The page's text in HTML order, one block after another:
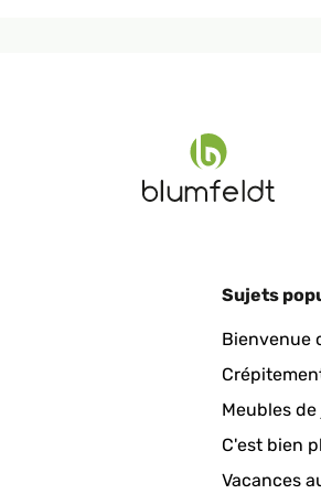
Tagen funktioniert er (nicht so
einen geeigneten Platz finden kann.
Sujets
Bienvenue
Meubles
C'est bien
Vacances